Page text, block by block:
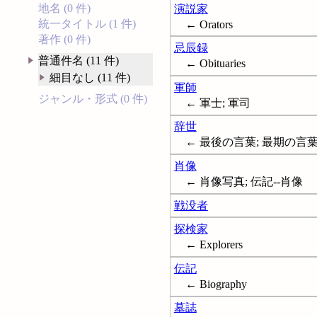
地名 (0 件)
統一タイトル (1 件)
著作 (0 件)
普通件名 (11 件)
細目なし (11 件)
ジャンル・形式 (0 件)
演説家
← Orators
忌辰録
← Obituaries
軍師
← 軍士; 軍司
辞世
← 最後の言葉; 最期の言
肖像
← 肖像写真; 伝記--肖像
戦没者
探検家
← Explorers
伝記
← Biography
墓誌